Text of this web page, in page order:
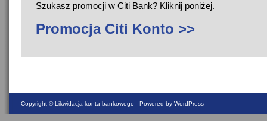
Szukasz promocji w Citi Bank? Kliknij poniżej.
Promocja Citi Konto >>
Copyright ©Likwidacja konta bankowego - Powered by WordPress